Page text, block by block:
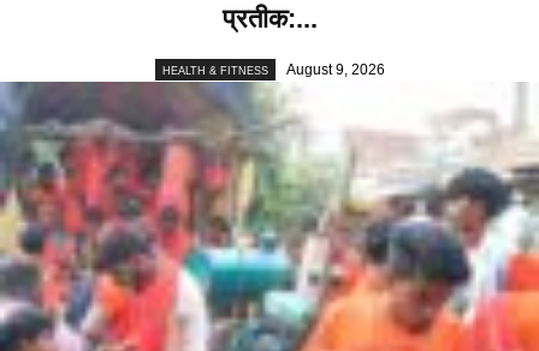
प्रतीक:...
HEALTH & FITNESS August 9, 2026